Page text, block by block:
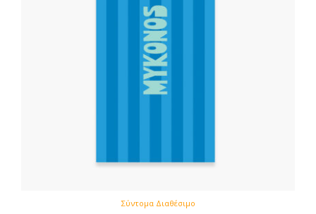
Σύντομα Διαθέσιμο